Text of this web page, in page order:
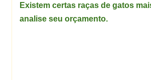
Existem certas raças de gatos
analise seu orçamento.